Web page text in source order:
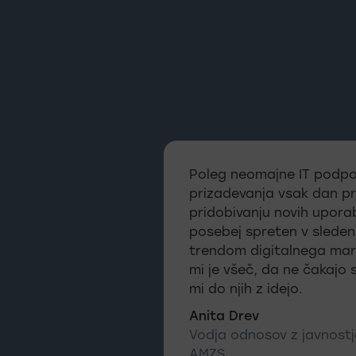
Poleg neomajne IT
prizadevanja vsak dan
pridobivanju novih
posebej spreten v
trendom digitalnega
mi je všeč, da ne čakajo
mi do njih z idejo.
Anita Drev
Vodja odnosov z